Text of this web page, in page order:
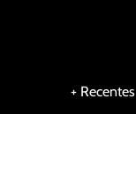
+ Recentes